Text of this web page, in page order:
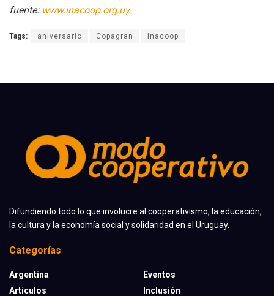
fuente: www.inacoop.org.uy
Tags: aniversario Copagran Inacoop
Difundiendo todo lo que involucre al cooperativismo, la educación,
la cultura y la economía social y solidaridad en el Uruguay.
Categorías
Argentina
Artículos
Eventos
Inclusión